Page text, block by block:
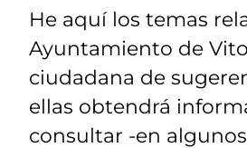
He aquí los temas
Ayuntamiento de
ciudadana de
ellas obtendrá
consultar -en